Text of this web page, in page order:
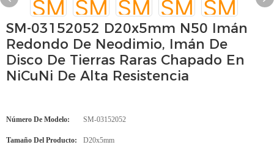
SM-03152052 D20x5mm N50 Imán
Redondo De Neodimio, Imán De
Disco De Tierras Raras Chapado En
NiCuNi De Alta Resistencia
Número De Modelo: SM-03152052
Tamaño Del Producto: D20x5mm